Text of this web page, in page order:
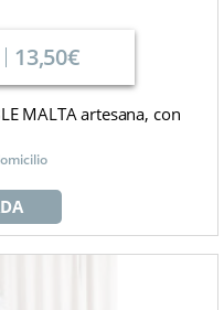
13,50€
MALTA artesana, con